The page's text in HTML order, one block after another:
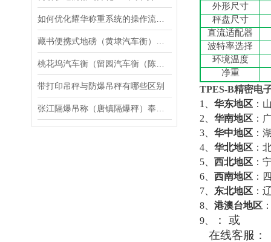
带打印吊秤与防爆吊秤有哪些区别
外形尺寸
秤盘尺寸
直流适配器
波特率选择
环境温度
净重
TPES-B精密电
1
华东地区 ：
2
华南地区 ：
3
华中地区 ：
4
华北地区 ：
5
西北地区 ：
6
西南地区 ：
7
东北地区 ：
8
港澳台地区
9
：
或
在线客服 ：